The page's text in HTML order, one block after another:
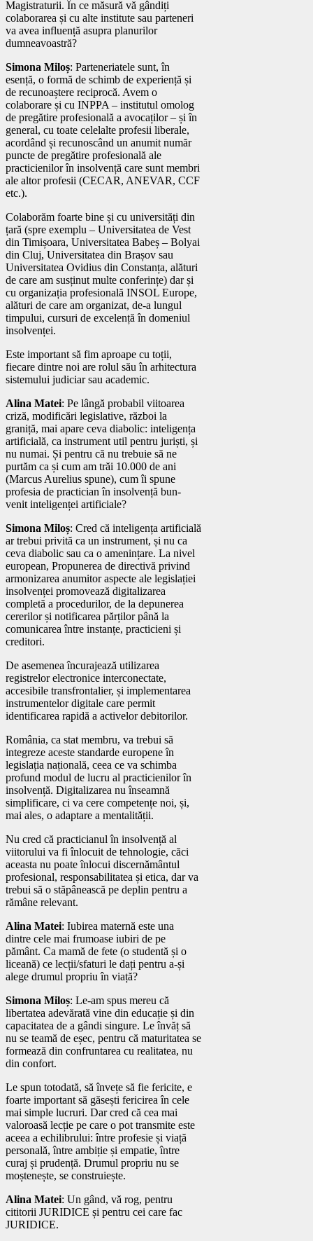
Magistraturii. În ce măsură vă gândiți
colaborarea și cu alte institute sau parteneri
va avea influență asupra planurilor
dumneavoastră?
Simona Miloș: Parteneriatele sunt, în
esență, o formă de schimb de experiență și
de recunoaștere reciprocă. Avem o
colaborare și cu INPPA – institutul omolog
de pregătire profesională a avocaților – și în
general, cu toate celelalte profesii liberale,
acordând și recunoscând un anumit număr
puncte de pregătire profesională ale
practicienilor în insolvență care sunt membri
ale altor profesii (CECAR, ANEVAR, CCF
etc.).
Colaborăm foarte bine și cu universități din
țară (spre exemplu – Universitatea de Vest
din Timișoara, Universitatea Babeș – Bolyai
din Cluj, Universitatea din Brașov sau
Universitatea Ovidius din Constanța, alături
de care am susținut multe conferințe) dar și
cu organizația profesională INSOL Europe,
alături de care am organizat, de-a lungul
timpului, cursuri de excelență în domeniul
insolvenței.
Este important să fim aproape cu toții,
fiecare dintre noi are rolul său în arhitectura
sistemului judiciar sau academic.
Alina Matei: Pe lângă probabil viitoarea
criză, modificări legislative, război la
graniță, mai apare ceva diabolic: inteligența
artificială, ca instrument util pentru juriști, și
nu numai. Și pentru că nu trebuie să ne
purtăm ca și cum am trăi 10.000 de ani
(Marcus Aurelius spune), cum îi spune
profesia de practician în insolvență bun-
venit inteligenței artificiale?
Simona Miloș: Cred că inteligența artificială
ar trebui privită ca un instrument, și nu ca
ceva diabolic sau ca o amenințare. La nivel
european, Propunerea de directivă privind
armonizarea anumitor aspecte ale legislației
insolvenței promovează digitalizarea
completă a procedurilor, de la depunerea
cererilor și notificarea părților până la
comunicarea între instanțe, practicieni și
creditori.
De asemenea încurajează utilizarea
registrelor electronice interconectate,
accesibile transfrontalier, și implementarea
instrumentelor digitale care permit
identificarea rapidă a activelor debitorilor.
România, ca stat membru, va trebui să
integreze aceste standarde europene în
legislația națională, ceea ce va schimba
profund modul de lucru al practicienilor în
insolvență. Digitalizarea nu înseamnă
simplificare, ci va cere competențe noi, și,
mai ales, o adaptare a mentalității.
Nu cred că practicianul în insolvență al
viitorului va fi înlocuit de tehnologie, căci
aceasta nu poate înlocui discernământul
profesional, responsabilitatea și etica, dar va
trebui să o stăpânească pe deplin pentru a
rămâne relevant.
Alina Matei: Iubirea maternă este una
dintre cele mai frumoase iubiri de pe
pământ. Ca mamă de fete (o studentă și o
liceană) ce lecții/sfaturi le dați pentru a-și
alege drumul propriu în viață?
Simona Miloș: Le-am spus mereu că
libertatea adevărată vine din educație și din
capacitatea de a gândi singure. Le învăț să
nu se teamă de eșec, pentru că maturitatea se
formează din confruntarea cu realitatea, nu
din confort.
Le spun totodată, să învețe să fie fericite, e
foarte important să găsești fericirea în cele
mai simple lucruri. Dar cred că cea mai
valoroasă lecție pe care o pot transmite este
aceea a echilibrului: între profesie și viață
personală, între ambiție și empatie, între
curaj și prudență. Drumul propriu nu se
moștenește, se construiește.
Alina Matei: Un gând, vă rog, pentru
cititorii JURIDICE și pentru cei care fac
JURIDICE.